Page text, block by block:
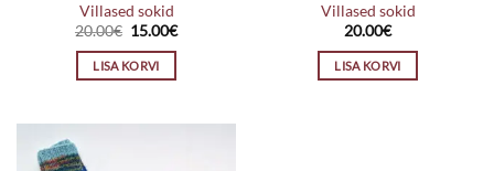
Villased sokid
20.00€ Algne
oli:
20.00€.
15.00€Praegune
LISA KORVI
Villased sokid
20.00€
LISA KORVI